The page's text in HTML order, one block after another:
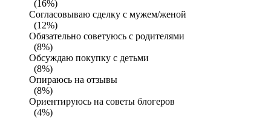
(16%)
Согласовываю сделку с мужем/женой
(12%)
Обязательно советуюсь с родителями
(8%)
Обсуждаю покупку с детьми
(8%)
Опираюсь на отзывы
(8%)
Ориентируюсь на советы блогеров
(4%)